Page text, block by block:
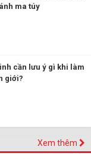
ma túy
cần lưu ý gì khi làm
giới?
Xem thêm